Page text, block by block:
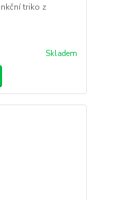
triko z
Skladem